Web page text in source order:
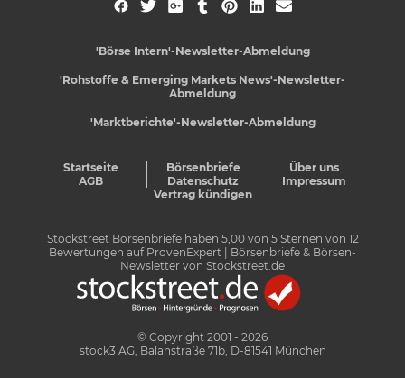
'Börse Intern'-Newsletter-Abmeldung
'Rohstoffe & Emerging Markets News'-Newsletter-
Abmeldung
'Marktberichte'-Newsletter-Abmeldung
Startseite Börsenbriefe
Über uns
AGB
Datenschutz
Impressum
Vertrag kündigen
Stockstreet Börsenbriefe haben 5,00von 5Sternen von 12
Bewertungen auf ProvenExpert
| Börsenbriefe & Börsen-
Newsletter von Stockstreet.de
© Copyright 2001 - 2026
stock3 AG, Balanstraße 71b, D-81541 München